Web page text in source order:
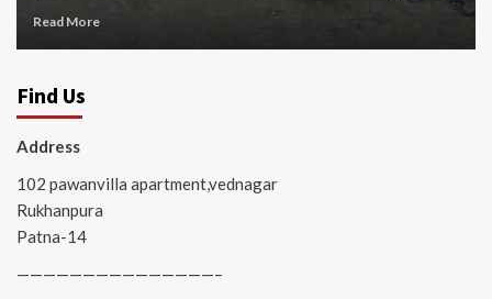
Read More
Find Us
Address
102 pawanvilla apartment,vednagar
Rukhanpura
Patna-14
———————————————–